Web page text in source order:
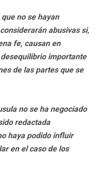
no se hayan
abusivas si,
fe, causan en
importante
de las partes que se
no se ha negociado
redactada
haya podido influir
en el caso de los